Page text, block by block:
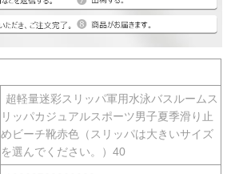
超軽量迷彩スリッパ軍用水泳バスルームス
リッパカジュアルスポーツ男子夏季滑り止
めビーチ靴赤色（スリッパは大きいサイズ
を選んでください。）40